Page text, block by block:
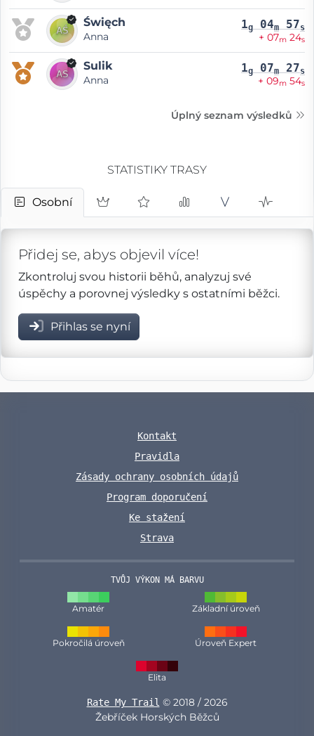
Święch
Anna
1g 04m 57s
+ 07m 24s
Sulik
Anna
1g 07m 27s
+ 09m 54s
Úplný seznam výsledků
STATISTIKY TRASY
Osobní
Přidej se, abys objevil více!
Zkontroluj svou historii běhů, analyzuj své
úspěchy a porovnej výsledky s ostatními běžci.
Přihlas se nyní
Kontakt
Pravidla
Zásady ochrany osobních údajů
Program doporučení
Ke stažení
Strava
TVŮJ VÝKON MÁ BARVU
Amatér Základní úroveň
Pokročilá úroveň Úroveň Expert
Elita
Rate My Trail © 2018 / 2026
Žebříček Horských Běžců